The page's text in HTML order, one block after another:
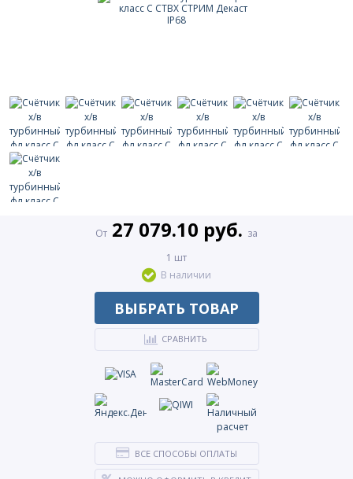
От 27 079.10 руб. за
1 шт
В наличии
ВЫБРАТЬ ТОВАР
СРАВНИТЬ
ВСЕ СПОСОБЫ ОПЛАТЫ